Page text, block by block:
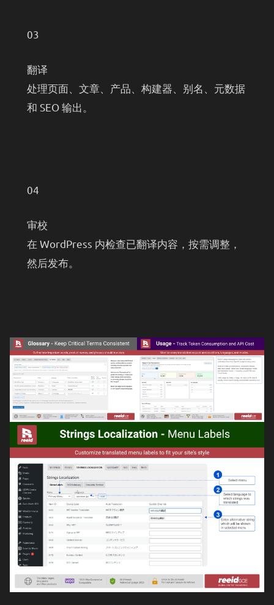
03
翻译
处理页面、文章、产品、构建器、别名、元数据
和 SEO 输出。
04
审校
在 WordPress 内检查已翻译内容，按需调整，
然后发布。